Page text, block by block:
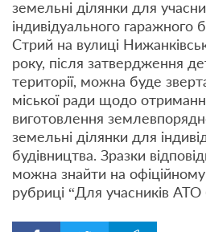
земельні ділянки для
індивідуального гаражного
Стрий на вулиці
року, після затвердження
території, можна буде
міської ради щодо
виготовлення
земельні ділянки для
будівництва. Зразки
можна знайти на офіційному
рубриці “Для учасників